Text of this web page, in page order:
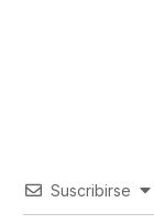
Suscribirse